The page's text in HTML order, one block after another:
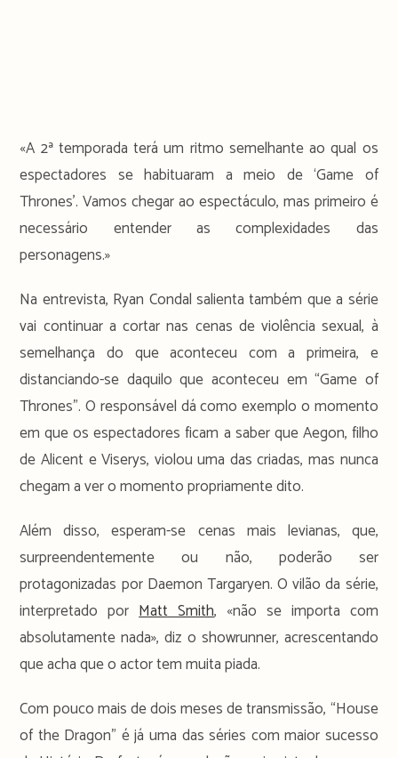
«A 2ª temporada terá um ritmo semelhante ao qual os
espectadores se habituaram a meio de ‘Game of
Thrones’. Vamos chegar ao espectáculo, mas primeiro é
necessário entender as complexidades das
personagens.»
Na entrevista, Ryan Condal salienta também que a série
vai continuar a cortar nas cenas de violência sexual, à
semelhança do que aconteceu com a primeira, e
distanciando-se daquilo que aconteceu em “Game of
Thrones”. O responsável dá como exemplo o momento
em que os espectadores ficam a saber que Aegon, filho
de Alicent e Viserys, violou uma das criadas, mas nunca
chegam a ver o momento propriamente dito.
Além disso, esperam-se cenas mais levianas, que,
surpreendentemente ou não, poderão ser
protagonizadas por Daemon Targaryen. O vilão da série,
interpretado porMatt Smith, «não se importa com
absolutamente nada», diz o showrunner, acrescentando
que acha que o actor tem muita piada.
Com pouco mais de dois meses de transmissão, “House
of the Dragon” é já uma das séries com maior sucesso